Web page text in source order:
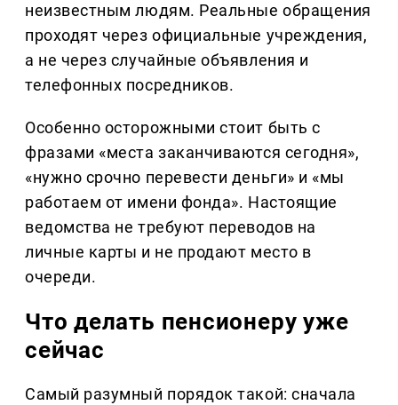
неизвестным людям. Реальные обращения
проходят через официальные учреждения,
а не через случайные объявления и
телефонных посредников.
Особенно осторожными стоит быть с
фразами «места заканчиваются сегодня»,
«нужно срочно перевести деньги» и «мы
работаем от имени фонда». Настоящие
ведомства не требуют переводов на
личные карты и не продают место в
очереди.
Что делать пенсионеру уже
сейчас
Самый разумный порядок такой: сначала